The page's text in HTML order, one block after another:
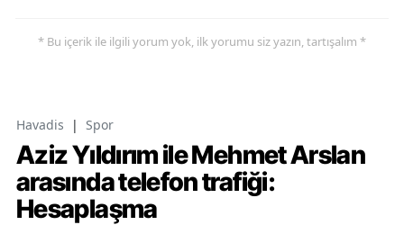
* Bu içerik ile ilgili yorum yok, ilk yorumu siz yazın, tartışalım *
Havadis | Spor
Aziz Yıldırım ile Mehmet Arslan
arasında telefon trafiği:
Hesaplaşma